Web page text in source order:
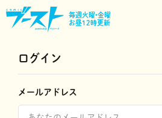
毎週火曜•金曜
お昼12時更新
ログイン
メールアドレス